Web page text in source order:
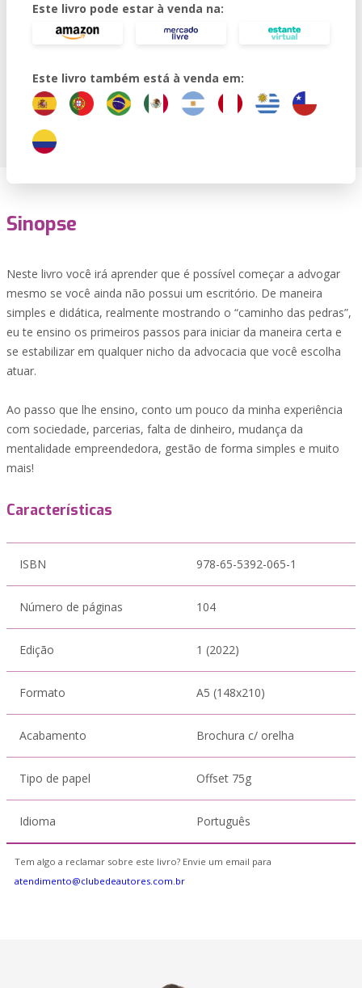
Este livro pode estar à venda na:
Este livro também está à venda em:
Sinopse
Neste livro você irá aprender que é possível começar a advogar
mesmo se você ainda não possui um escritório. De maneira
simples e didática, realmente mostrando o “caminho das pedras”,
eu te ensino os primeiros passos para iniciar da maneira certa e
se estabilizar em qualquer nicho da advocacia que você escolha
atuar.
Ao passo que lhe ensino, conto um pouco da minha experiência
com sociedade, parcerias, falta de dinheiro, mudança da
mentalidade empreendedora, gestão de forma simples e muito
mais!
Características
ISBN 978-65-5392-065-1
Número de páginas 104
Edição 1 (2022)
Formato A5 (148x210)
Acabamento Brochura c/ orelha
Tipo de papel Offset 75g
Idioma Português
Tem algo a reclamar sobre este livro? Envie um email para
atendimento@clubedeautores.com.br